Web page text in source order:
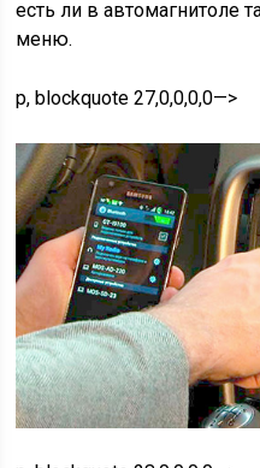
есть ли в автомагнитоле
меню.
p, blockquote 27,0,0,0,0—>